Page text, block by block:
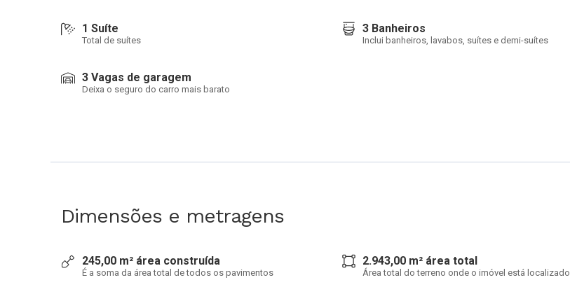
1 Suíte
Total de suítes
3 Banheiros
Inclui banheiros, lavabos, suítes e demi-suítes
3 Vagas de garagem
Deixa o seguro do carro mais barato
Dimensões e metragens
245,00 m² área construída
É a soma da área total de todos os pavimentos
2.943,00 m² área total
Área total do terreno onde o imóvel está localizado